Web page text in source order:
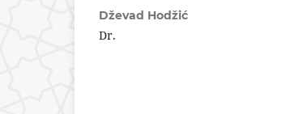
Dževad Hodžić
Dr.